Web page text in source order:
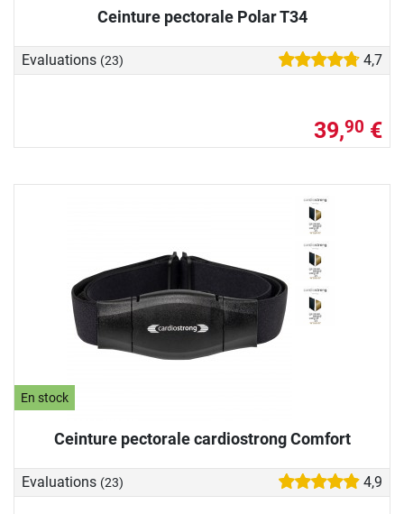
Ceinture pectorale Polar T34
Evaluations (23) 4,7
39,90 €
En stock
Ceinture pectorale cardiostrong Comfort
Evaluations (23) 4,9